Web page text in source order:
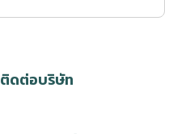
ติดต่อบริษัท